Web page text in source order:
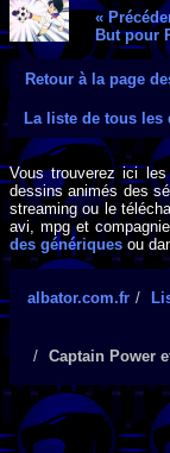
«
But pour
Retour à la page
La liste de tous les
Vous trouverez ici
dessins animés des
streaming ou le
avi, mpg et
des génériques ou
albator.com.fr
Captain Power